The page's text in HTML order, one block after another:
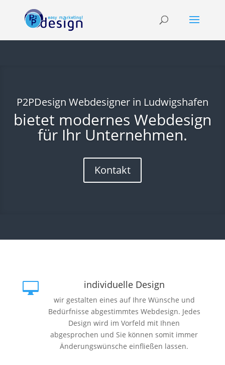
P2PDesign Webdesigner in Ludwigshafen
bietet modernes Webdesign
für Ihr Unternehmen.
Kontakt
 individuelle Design
wir gestalten eines auf Ihre Wünsche und
Bedürfnisse abgestimmtes Webdesign. Jedes
Design wird im Vorfeld mit Ihnen
abgesprochen und Sie können somit immer
Änderungswünsche einfließen lassen.